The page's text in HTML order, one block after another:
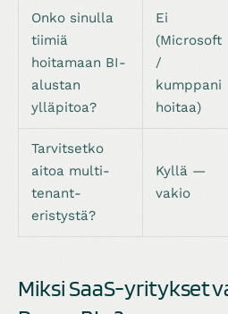
Onko sinulla
tiimiä
hoitamaan BI-
alustan
ylläpitoa?
Ei
(Microsoft
/
kumppani
hoitaa)
Tarvitsetko
aitoa multi-
tenant-
eristystä?
Kyllä —
vakio
Miksi SaaS-yritykset